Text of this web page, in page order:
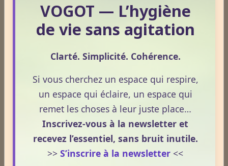
Une consultation de naturopathie,
c’est quoi ?
Tarifs (Encarts publicitaires)
À quelle fréquence consultez-vous le site VOGOT ?
Tous les jours
Plusieurs fois par semaine
VOGOT — L’hygiène
de vie sans agitation
Clarté. Simplicité. Cohérence.
Si vous cherchez un espace qui respire,
un espace qui éclaire, un espace qui
remet les choses à leur juste place…
Inscrivez-vous à la newsletter et
recevez l’essentiel, sans bruit inutile.
>> S’inscrire à la newsletter <<